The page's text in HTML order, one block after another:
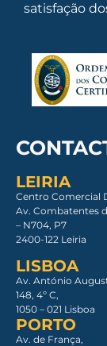
satisfação
LEIRIA
Centro Comercial
Av. Combatentes
– N704, P7
2400-122 Leiria
LISBOA
Av. António
148, 4º C,
1050 – 021 Lisboa​
PORTO
Av. de França,